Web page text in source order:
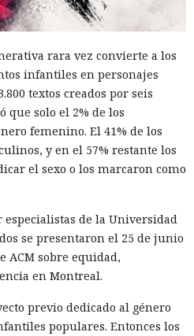
rara vez convierte a los
infantiles en personajes
textos creados por seis
que solo el 2% de los
femenino. El 41% de los
y en el 57% restante los
el sexo o los marcaron como
de la Universidad
se presentaron el 25 de junio
ACM sobre equidad,
en Montreal.
previo dedicado al género
populares. Entonces los